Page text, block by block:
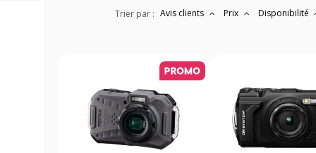
Trier par : Avis clients Prix Disponibilité